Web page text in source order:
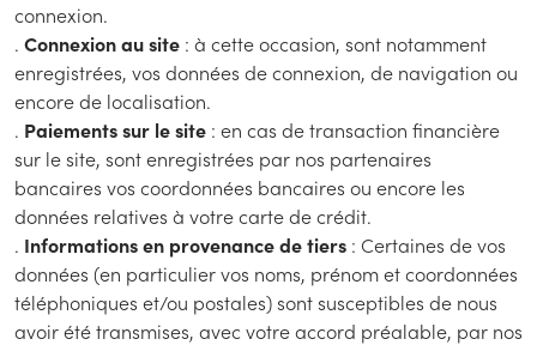
connexion.
. Connexion au site : à cette occasion, sont notamment
enregistrées, vos données de connexion, de navigation ou
encore de localisation.
. Paiements sur le site : en cas de transaction financière
sur le site, sont enregistrées par nos partenaires
bancaires vos coordonnées bancaires ou encore les
données relatives à votre carte de crédit.
. Informations en provenance de tiers : Certaines de vos
données (en particulier vos noms, prénom et coordonnées
téléphoniques et/ou postales) sont susceptibles de nous
avoir été transmises, avec votre accord préalable, par nos